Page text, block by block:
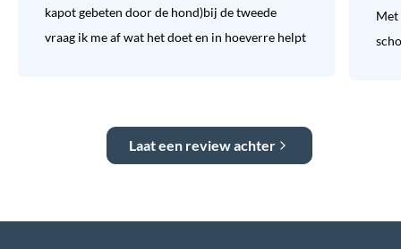
kapot gebeten door de hond)bij de tweede
vraag ik me af wat het doet en in hoeverre helpt
Met
Laat een review achter